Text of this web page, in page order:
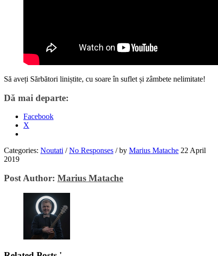
Să aveți Sărbători liniștite, cu soare în suflet și zâmbete nelimitate!
Dă mai departe:
Facebook
X
Categories: Noutati / No Responses /by Marius Matache 22 April
2019
Post Author: Marius Matache